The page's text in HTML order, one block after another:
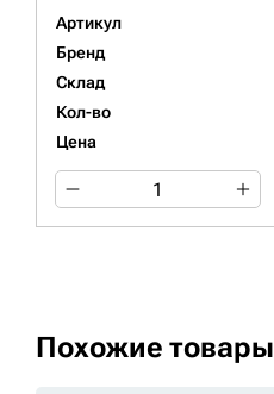
Артикул
Бренд
Склад
Кол-во
Цена
Похожие товары